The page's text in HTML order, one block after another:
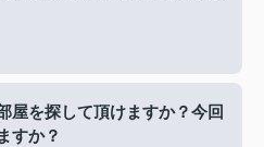
屋を探して頂けますか？今回
すか？